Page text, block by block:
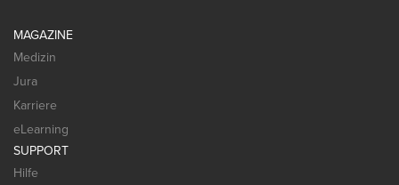
MAGAZINE
Medizin
Jura
Karriere
eLearning
SUPPORT
Hilfe